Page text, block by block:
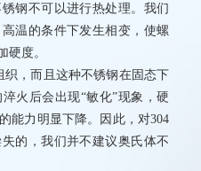
钢不可以进行热处理。我们
温的条件下发生相变，使螺
硬度。
织，而且这种不锈钢在固态下
火后会出现“敏化”现象，硬
能力明显下降。因此，对304
的，我们并不建议奥氏体不